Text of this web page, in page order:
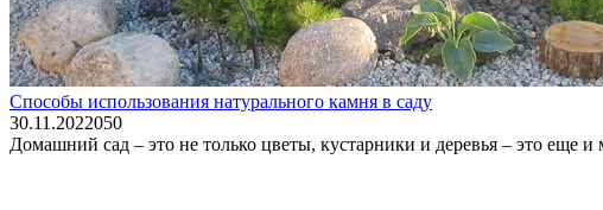
Способы использования натурального камня в саду
30.11.2022050
Домашний сад – это не только цветы, кустарники и деревья – это еще